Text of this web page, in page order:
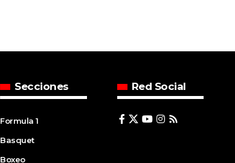
Secciones
Formula 1
Basquet
Boxeo
Red Social